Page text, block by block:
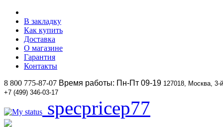
В закладку
Как купить
Доставка
О магазине
Гарантия
Контакты
8 800 775-87-07 Время работы: Пн-Пт 09-19 127018, Москва,
+7 (499) 346-03-17
specpricep77